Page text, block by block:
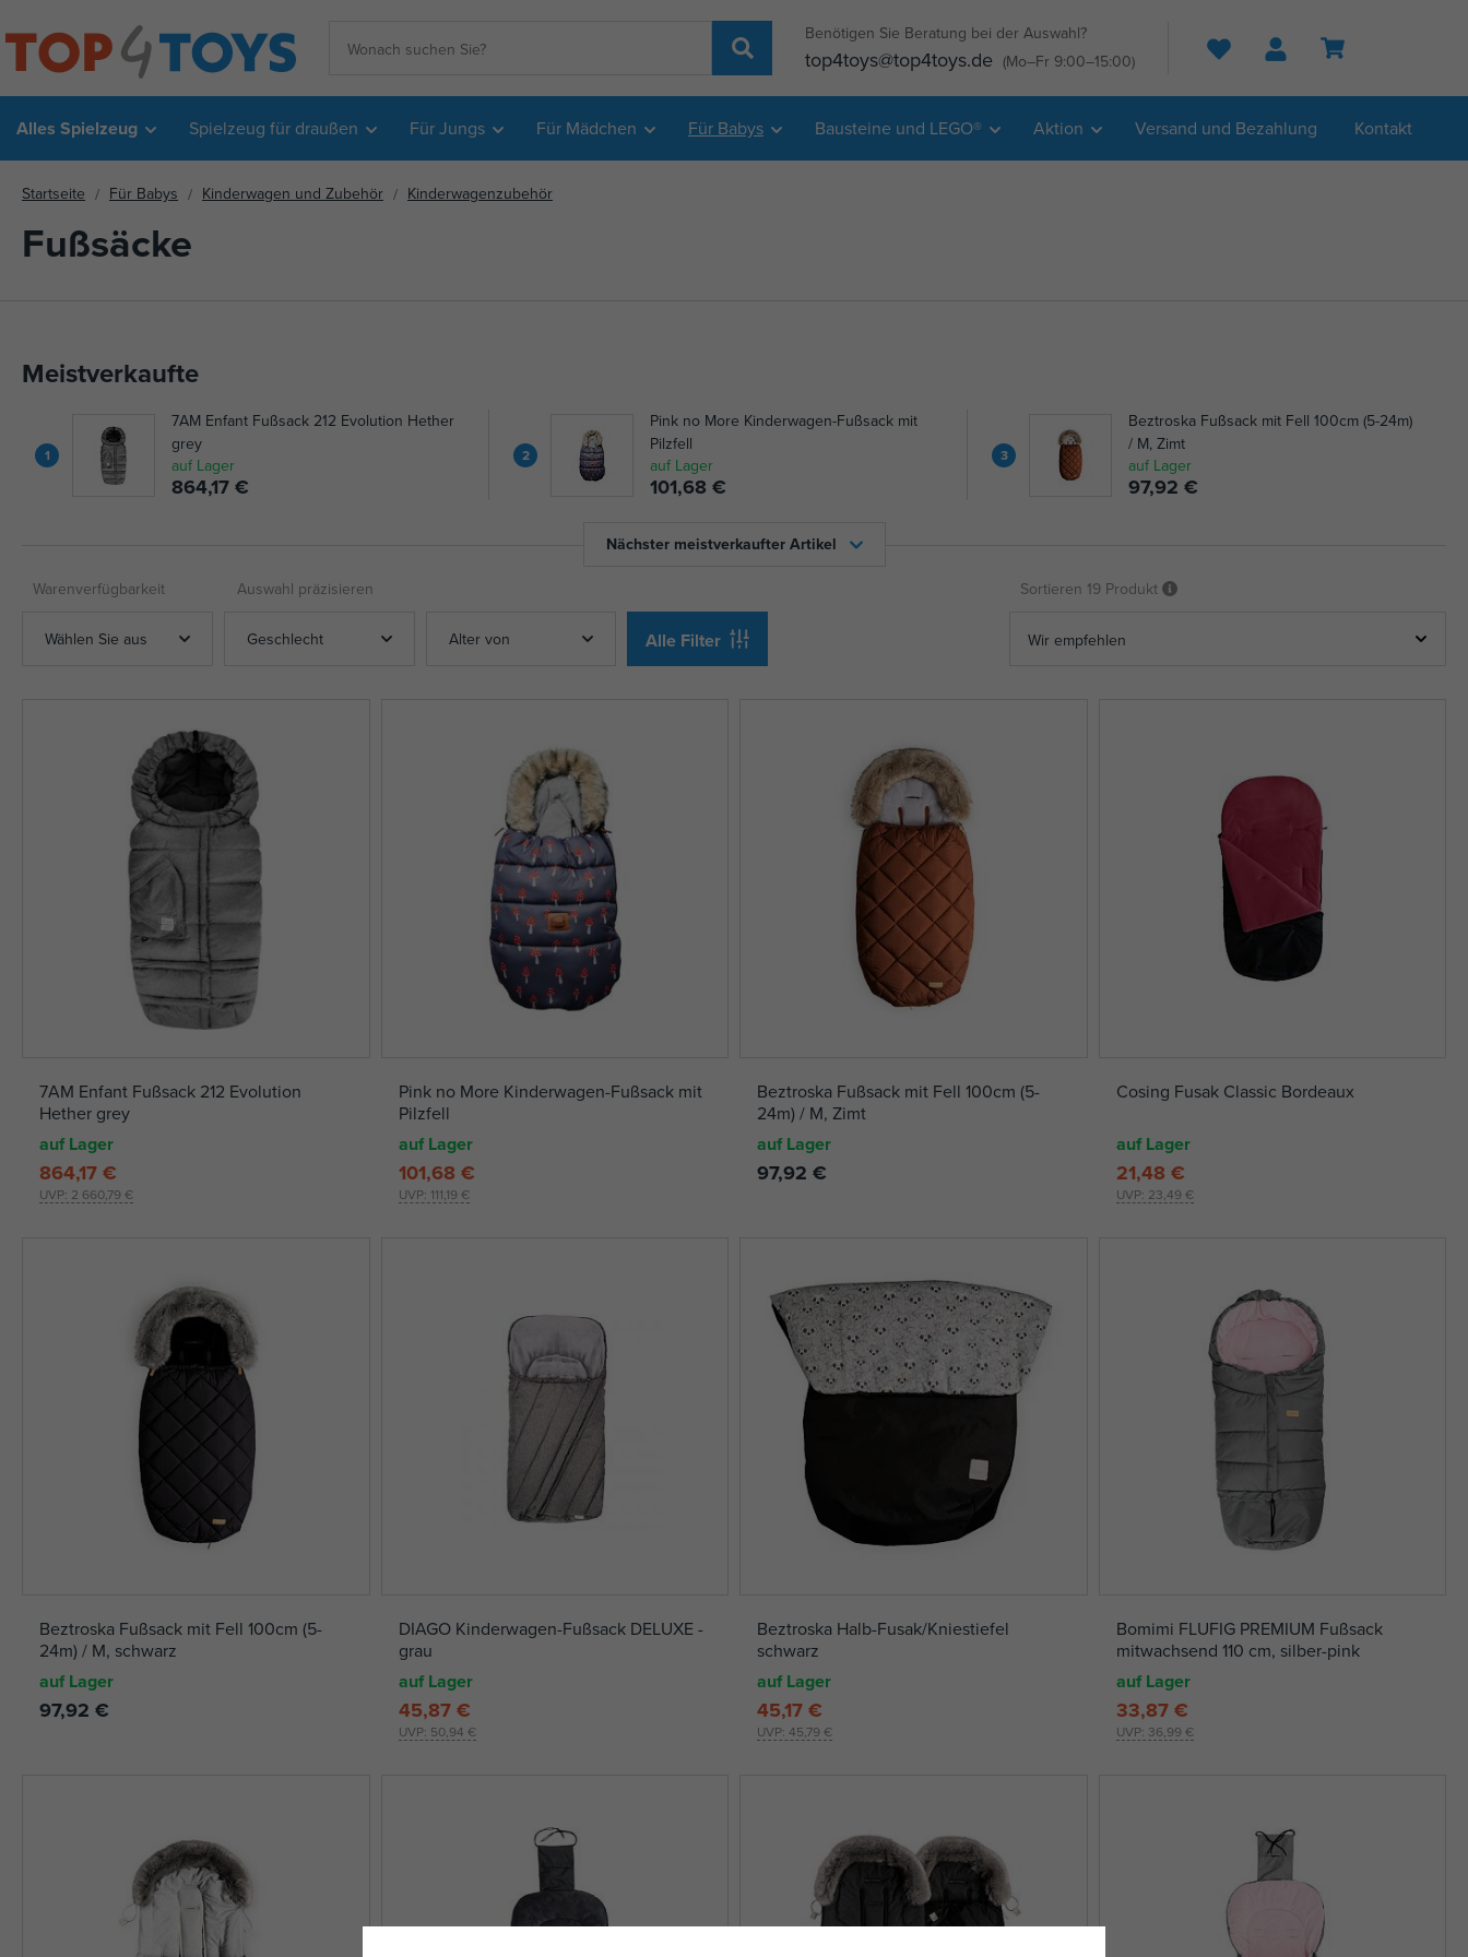
Benötigen Sie Beratung bei der Auswahl?
top4toys@top4toys.de (Mo–Fr 9:00–15:00) Suche
Alles Spielzeug Spielzeug für draußen Für Jungs Für Mädchen Für Babys Bausteine und LEGO® Aktion Versand und Bezahlung Kontakt
Startseite Für Babys Kinderwagen und Zubehör Kinderwagenzubehör
Fußsäcke
Meistverkaufte
1
7AM Enfant Fußsack 212 Evolution Hether
grey
auf Lager
864,17 €
2
Pink no More Kinderwagen-Fußsack mit
Pilzfell
auf Lager
101,68 €
3
Beztroska Fußsack mit Fell 100cm (5-24m)
/ M, Zimt
auf Lager
97,92 €
Nächster meistverkaufter Artikel
Warenverfügbarkeit Auswahl präzisieren
Wählen Sie aus Geschlecht Alter von Alle Filter
Sortieren 19 Produkt
7AM Enfant Fußsack 212 Evolution
Hether grey
auf Lager
UVP: 2 660,79 €
864,17 €
Pink no More Kinderwagen-Fußsack mit
Pilzfell
auf Lager
UVP: 111,19 €
101,68 €
Beztroska Fußsack mit Fell 100cm (5-
24m) / M, Zimt
auf Lager
97,92 €
Cosing Fusak Classic Bordeaux
auf Lager
UVP: 23,49 €
21,48 €
Beztroska Fußsack mit Fell 100cm (5-
24m) / M, schwarz
auf Lager
97,92 €
DIAGO Kinderwagen-Fußsack DELUXE -
grau
auf Lager
UVP: 50,94 €
45,87 €
Beztroska Halb-Fusak/Kniestiefel
schwarz
auf Lager
UVP: 45,79 €
45,17 €
Bomimi FLUFIG PREMIUM Fußsack
mitwachsend 110 cm, silber-pink
auf Lager
UVP: 36,99 €
33,87 €